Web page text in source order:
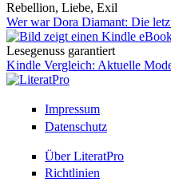
Rebellion, Liebe, Exil
Wer war Dora Diamant: Die
Lesegenuss garantiert
Kindle Vergleich: Aktuelle
Impressum
Datenschutz
Über LiteratPro
Richtlinien